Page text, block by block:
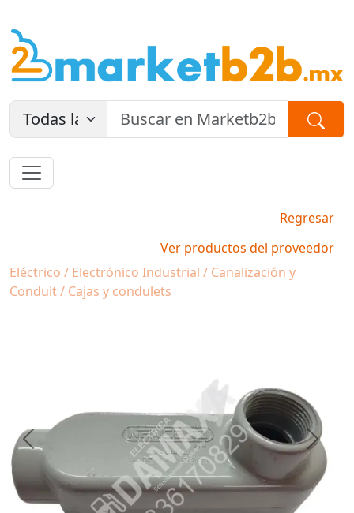
Regresar
Ver productos del proveedor
Eléctrico / Electrónico Industrial / Canalización y
Conduit / Cajas y condulets
Previous Next